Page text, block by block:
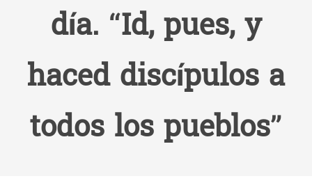
día. “Id, pues, y
haced discípulos a
todos los pueblos”